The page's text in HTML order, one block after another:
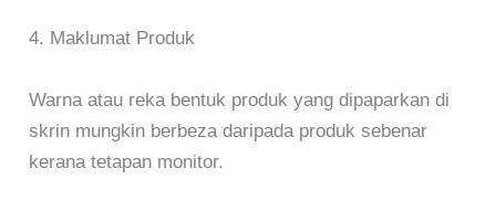
4. Maklumat Produk
Warna atau reka bentuk produk yang dipaparkan di
skrin mungkin berbeza daripada produk sebenar
kerana tetapan monitor.